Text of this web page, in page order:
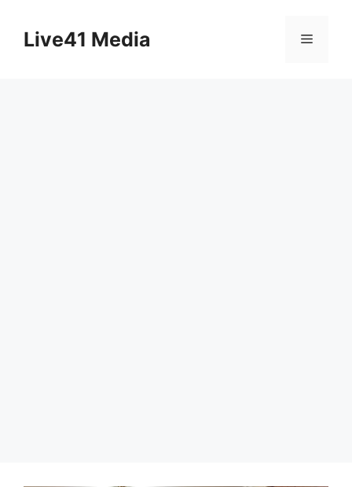
contentLive41 Media Menu